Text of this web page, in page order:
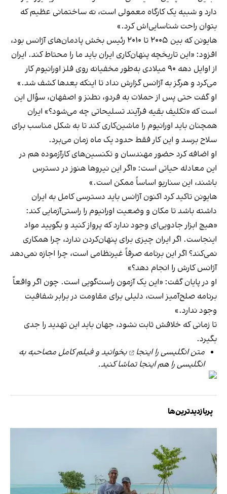
دارد و شبیه یک کارگاه معمولی است، نه ساختمانی عظیم که
بتوان راحت شناسایی‌اش کرد.»
هایونن که بین ۲۰۰۵ تا ۲۰۱۰ رئیس بخش پادمان‌های آژانس بود،
افزود: «این تاریخچه پنهان‌کاری ایران باید ما را محتاط کند. ایران
از اوایل دهه ۹۰ میلادی به‌طور مخفیانه روی فلز اورانیوم کار
می‌کرد و هرگز به آژانس گزارش نداد تا اینکه بعدها کشف شد.»
او گفت حتی پس از حملات به فردو، نطنز و اصفهان، سؤال این
است که «تکلیف بقیه فرآیند تسلیحاتی چه می‌شود؟» ایران
همچنان باید اورانیوم را ماشین‌کاری کند تا به شکل مناسب برای
سلاح برسد و این کار فقط حدود یک ماه زمان می‌برد.
او اضافه کرد حضور مهندسان و تکنسین‌های کارآزموده هم در
این معادله حیاتی است: «اگر این نیروها هنوز در دسترس
باشند، این سناریو اساساً ممکن است.»
هایونن تاکید کرد اکنون آژانس باید دسترسی کامل به ایران
داشته باشد تا مکان و وضعیت اورانیوم را راستی‌آزمایی کند:
«هیچ ابزار جادویی‌ای وجود ندارد که پرواز کنید و بگویید مواد
اینجاست. اگر ایران چیزی برای پنهان‌کردن ندارد، چرا همکاری
نمی‌کند؟ اگر این برنامه صرفاً غیرنظامی است، چرا اجازه نمی‌دهد
آژانس کارش را انجام دهد؟»
او در پایان گفت: «این یک آزمون راست‌گویی است. چون اگر واقعاً
برنامه صلح‌آمیز است، دلیلی برای مقاومت در برابر شفافیت
وجود ندارد.»
تا زمانی که خلافش ثابت نشود، جهان باید این تهدید را جدی
بگیرد.
متن انگلیسی رااینجا
بخوانید و فیلم کامل مصاحبه به
انگلیسی را هماینجا تماشا کنید.
پربازدیدترین‌ها